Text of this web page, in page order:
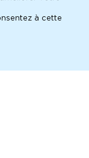
à cette